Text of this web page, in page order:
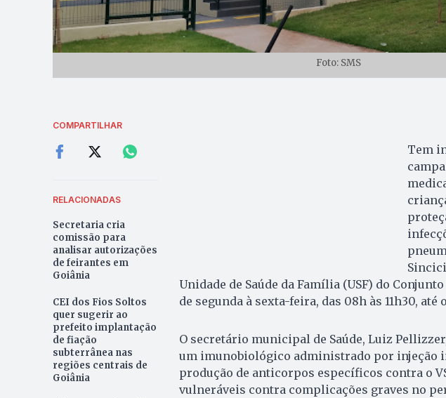
Foto: SMS
COMPARTILHAR
RELACIONADAS
Secretaria cria
comissão para
analisar autorizações
de feirantes em
Goiânia
CEI dos Fios Soltos
quer sugerir ao
prefeito implantação
de fiação
subterrânea nas
regiões centrais de
Goiânia
Tem
Unidade de Saúde da Família (USF) do
de segunda à sexta-feira, das 08h às 11h30,
O secretário municipal de Saúde, Luiz
um imunobiológico administrado por injeção
produção de anticorpos específicos contra o
vulneráveis contra complicações graves no